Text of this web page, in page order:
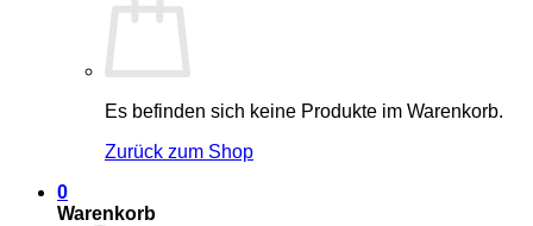
Es befinden sich keine Produkte im Warenkorb.
Zurück zum Shop
0
Warenkorb